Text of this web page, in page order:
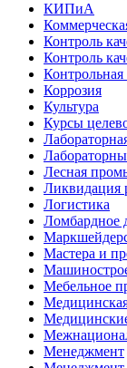
КИПиА
Контроль
Контроль
Контрольная
Коррозия
Культура
Курсы
Лесная
Ликвидация
Логистика
Ломбардное
Мастера и
Мебельное
Менеджмент